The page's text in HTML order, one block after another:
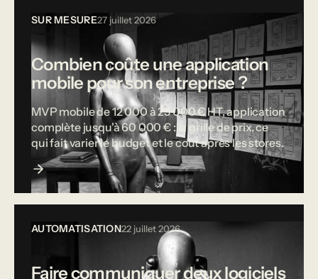
SUR MESURE27 juillet 2026
Combien coûte une application
mobile pour son entreprise ?
MVP mobile de 12 000 à 25 000 € HT, application
complète jusqu'à 60 000 € : la grille de prix, ce
qui fait varier le budget et le coût après les stores.
AUTOMATISATION22 juillet 2026
Faire communiquer deux logiciels